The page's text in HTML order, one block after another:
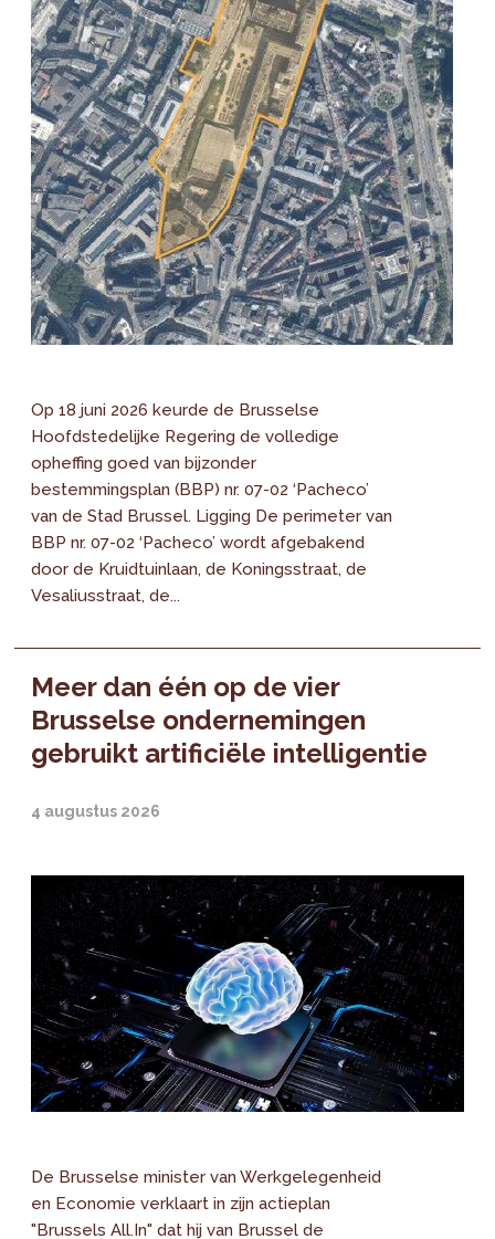
Op 18 juni 2026 keurde de Brusselse
Hoofdstedelijke Regering de volledige
opheffing goed van bijzonder
bestemmingsplan (BBP) nr. 07-02 ‘Pacheco’
van de Stad Brussel. Ligging De perimeter van
BBP nr. 07-02 ‘Pacheco’ wordt afgebakend
door de Kruidtuinlaan, de Koningsstraat, de
Vesaliusstraat, de...
Meer dan één op de vier
Brusselse ondernemingen
gebruikt artificiële intelligentie
4 augustus 2026
De Brusselse minister van Werkgelegenheid
en Economie verklaart in zijn actieplan
"Brussels All.In" dat hij van Brussel de